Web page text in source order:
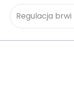
Regulacja brwi